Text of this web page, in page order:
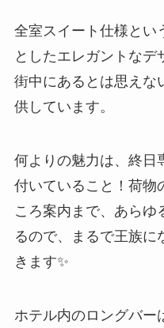
全室スイート仕様とい
としたエレガントな
街中にあるとは思えな
供しています。
何よりの魅力は、終日
付いていること！荷物
ころ案内まで、あらゆ
るので、まるで王族に
きます✨
ホテル内のロングバー